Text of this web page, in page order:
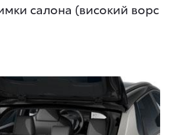
салона (високий ворс